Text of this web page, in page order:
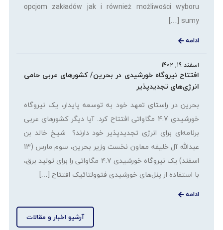
opcjom zakładów jak i również możliwości wyboru
sumy […]
ادامه
اسفند 19, 1402
افتتاح نیروگاه خورشیدی در بحرین/ کشورهای عربی حامی
انرژی‌های تجدیدپذیر
بحرین در راستای تعهد خود به توسعه پایدار، یک نیروگاه
خورشیدی 4.7 مگاواتی افتتاح کرد. آیا دیگر کشورهای عربی
برنامه‌ای برای انرژی تجدیدپذیر خود دارند؟ شیخ خالد بن
عبدالله آل خلیفه معاون نخست وزیر بحرین، سوم مارس (13
اسفند) یک نیروگاه خورشیدی ۴.۷ مگاواتی را برای تولید برق،
با استفاده از پنل‌های خورشیدی فتوولتائیک افتتاح […]
ادامه
آرشیو اخبار و مقالات